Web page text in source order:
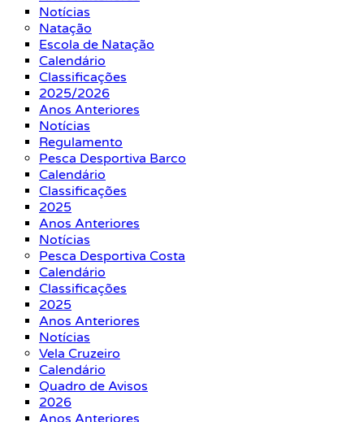
Notícias
Natação
Escola de Natação
Calendário
Classificações
2025/2026
Anos Anteriores
Notícias
Regulamento
Pesca Desportiva Barco
Calendário
Classificações
2025
Anos Anteriores
Notícias
Pesca Desportiva Costa
Calendário
Classificações
2025
Anos Anteriores
Notícias
Vela Cruzeiro
Calendário
Quadro de Avisos
2026
Anos Anteriores